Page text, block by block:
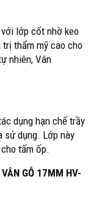
lớp cốt nhờ keo
trị thẩm mỹ cao cho
nhiên, Vân
dụng hạn chế trầy
sử dụng. Lớp này
tấm ốp.
GỖ 17MM HV-